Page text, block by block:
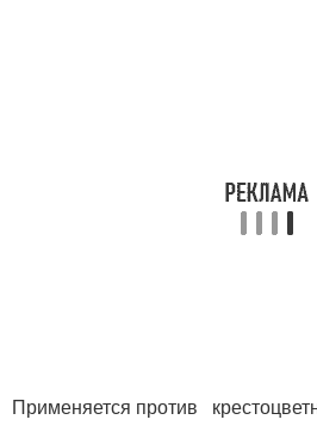
Применяется против